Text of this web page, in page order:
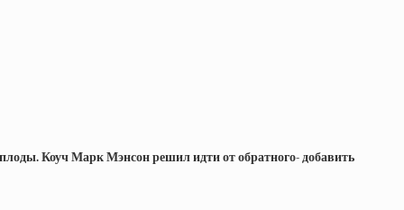
Коуч Марк Мэнсон решил идти от обратного- добавить